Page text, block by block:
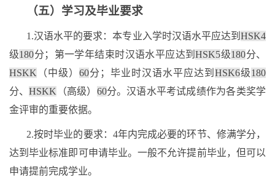
（五）学习及毕业要求
1.汉语水平的要求：本专业入学时汉语水平应达到 HSK4
级180分；第一学年结束时汉语水平应达到HSK5级180分、
HSKK （中级） 60分；毕业时汉语水平应达到 HSK6级180
分、HSKK （高级） 60分。汉语水平考试成绩作为各类奖学
金评审的重要依据。
2.按时毕业的要求： 4年内完成必要的环节、修满学分，
达到毕业标准即可申请毕业。一般不允许提前毕业，但可以
申请提前完成学业。